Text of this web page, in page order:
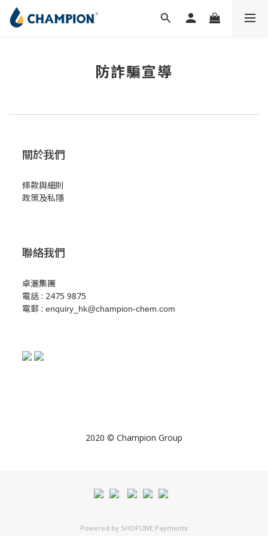
防詐騙宣導
關於我們
條款與細則
政策及私隱
聯絡我們
卓滙集團
電話 : 2475 9875
電郵 : enquiry_hk@champion-chem.com
2020 © Champion Group
Powered by SHOPLINE Payments